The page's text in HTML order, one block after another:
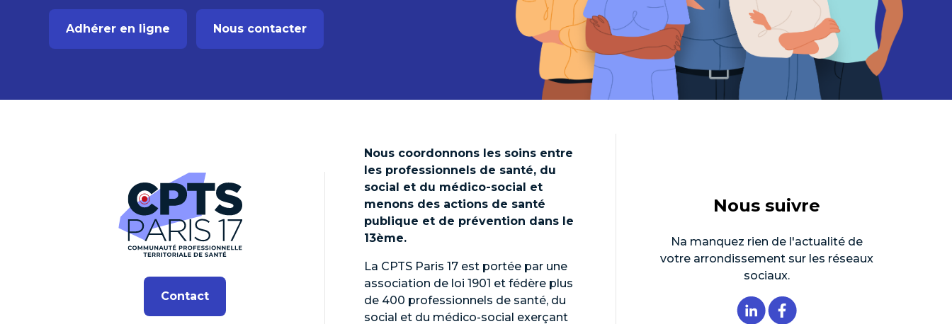
Adhérer en ligne Nous contacter
Contact
Nous coordonnons les soins entre
les professionnels de santé, du
social et du médico-social et
menons des actions de santé
publique et de prévention dans le
13ème.
La CPTS Paris 17 est portée par une
association de loi 1901 et fédère plus
de 400 professionnels de santé, du
social et du médico-social exerçant
Nous suivre
Na manquez rien de l'actualité de
votre arrondissement sur les réseaux
sociaux.